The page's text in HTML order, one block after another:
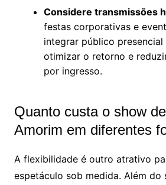
Considere transmissões
festas corporativas e
integrar público
otimizar o retorno e
por ingresso.
Quanto custa o show
Amorim em diferentes
A flexibilidade é outro atrativo
espetáculo sob medida. Além do